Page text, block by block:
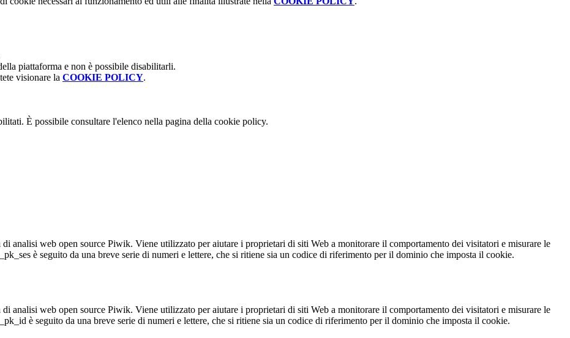
piattaforma e non è possibile disabilitarli.
visionare la COOKIE POLICY.
È possibile consultare l'elenco nella pagina della cookie policy.
analisi web open source Piwik. Viene utilizzato per aiutare i proprietari di siti Web a monitorare il comportamento dei visitatori e misurare le
è seguito da una breve serie di numeri e lettere, che si ritiene sia un codice di riferimento per il dominio che imposta il cookie.
analisi web open source Piwik. Viene utilizzato per aiutare i proprietari di siti Web a monitorare il comportamento dei visitatori e misurare le
è seguito da una breve serie di numeri e lettere, che si ritiene sia un codice di riferimento per il dominio che imposta il cookie.